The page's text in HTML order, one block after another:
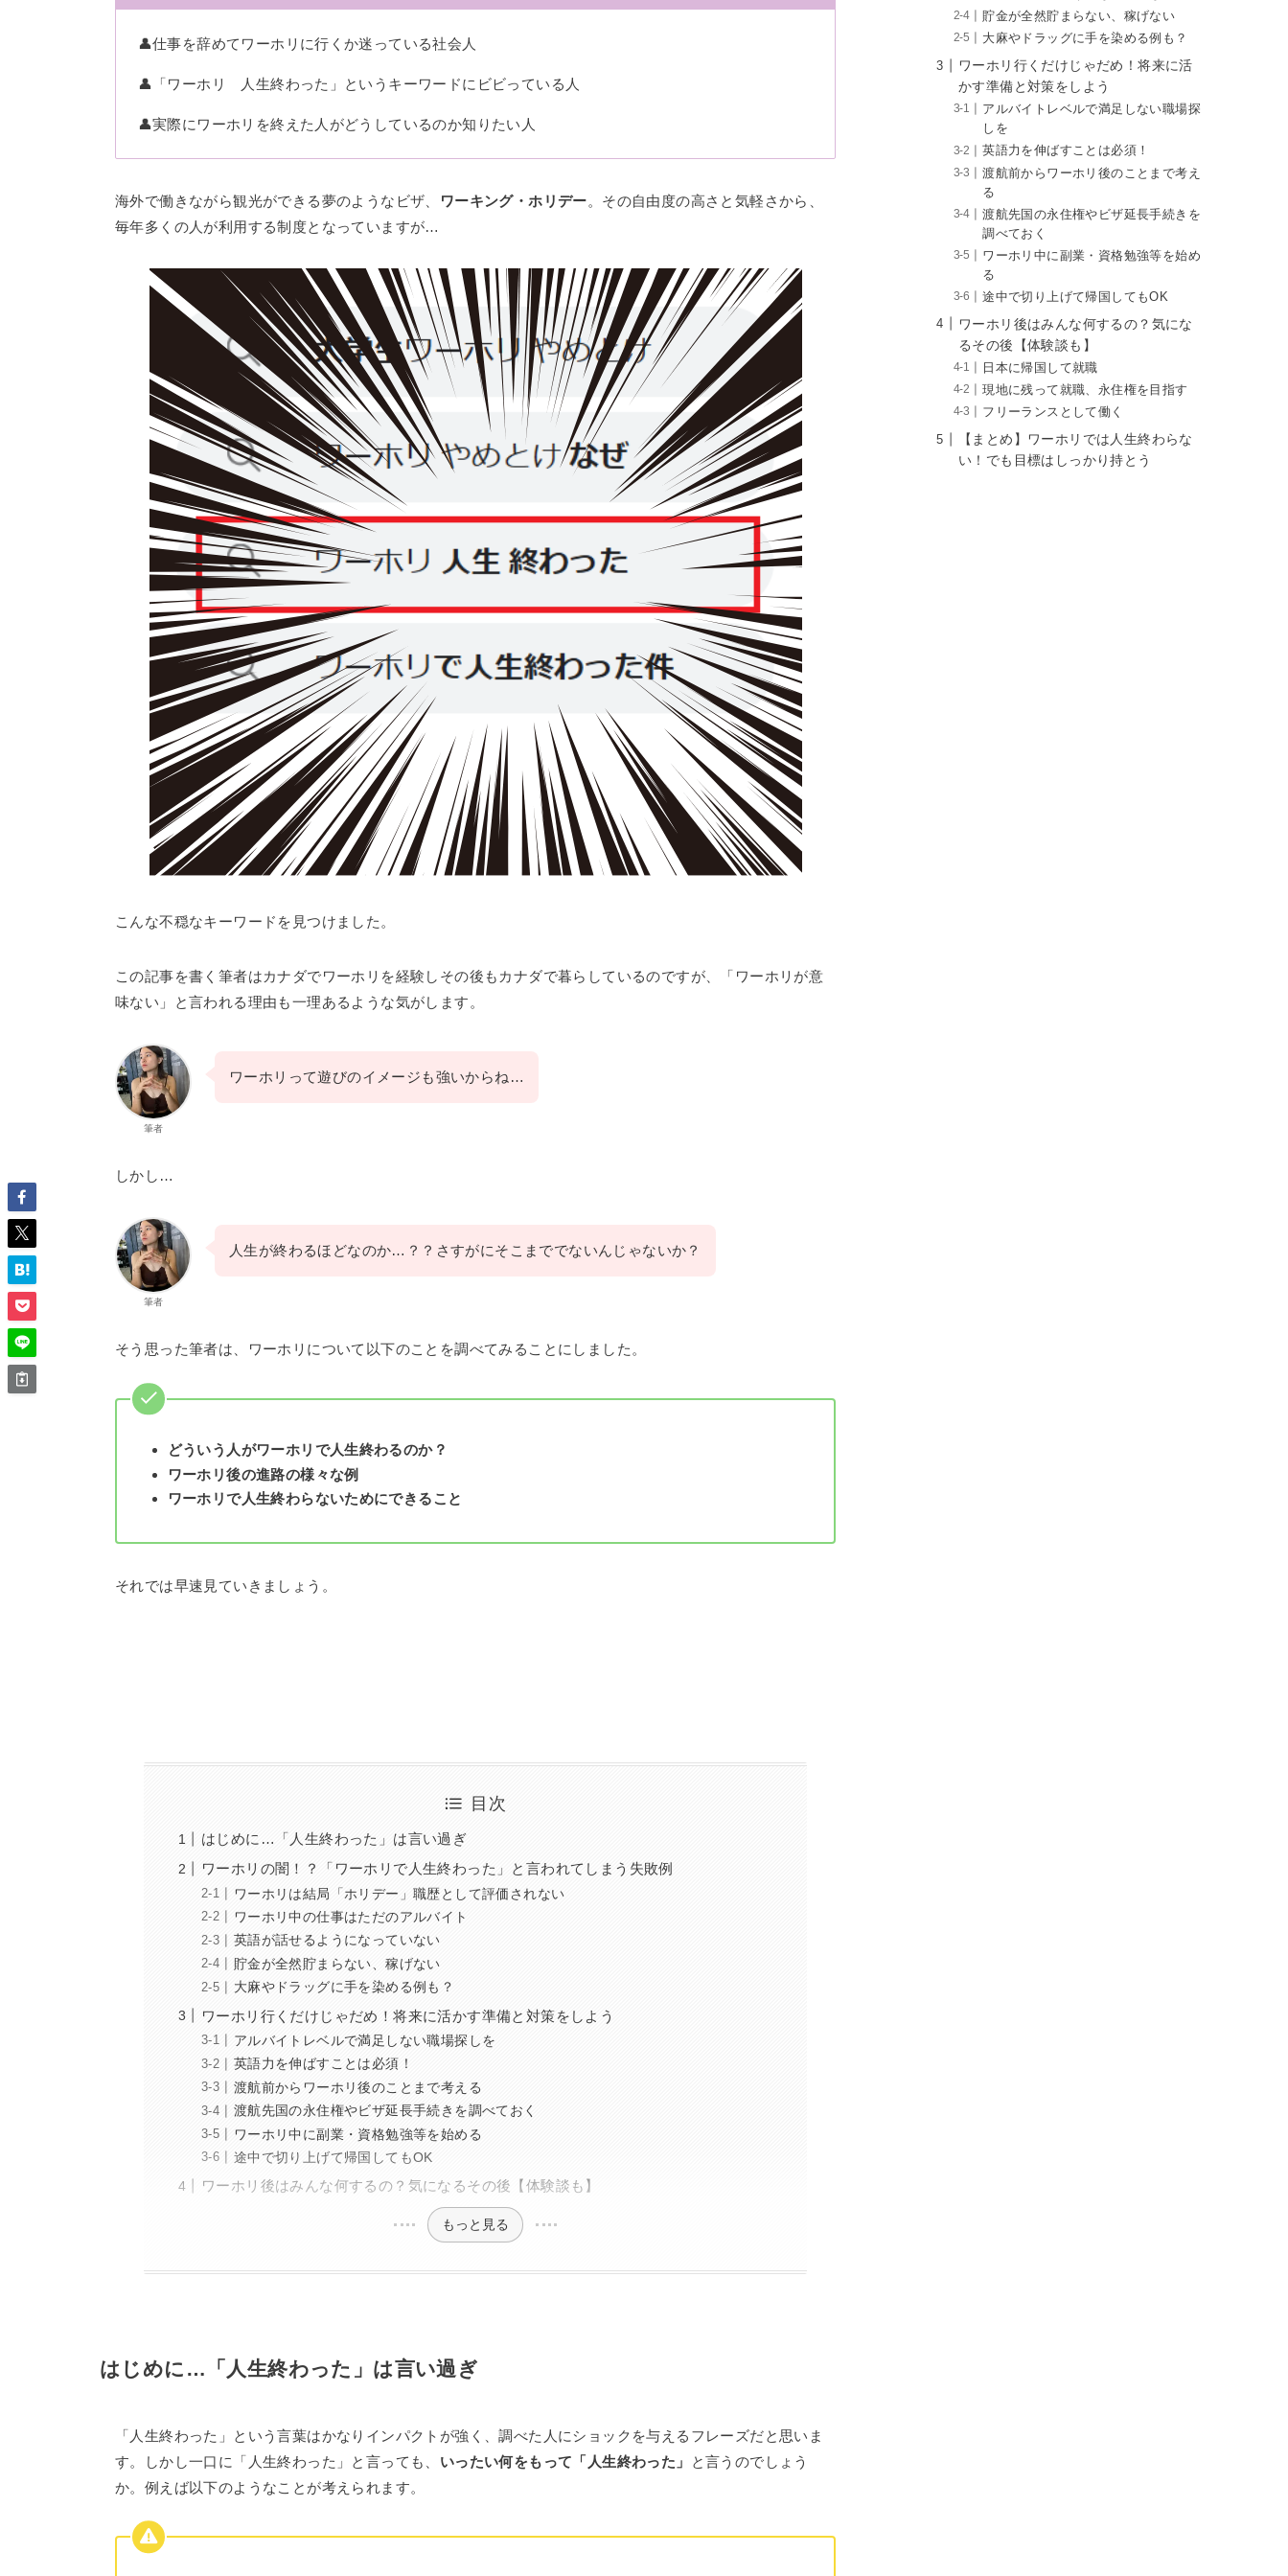
👤仕事を辞めてワーホリに行くか迷っている社会人
👤「ワーホリ 人生終わった」というキーワードにビビっている人
👤実際にワーホリを終えた人がどうしているのか知りたい人
海外で働きながら観光ができる夢のようなビザ、 ワーキング・ホリデー。その自由度の高さと気軽さから、
毎年多くの人が利用する制度となっていますが…
こんな不穏なキーワードを見つけました。
この記事を書く筆者はカナダでワーホリを経験しその後もカナダで暮らしているのですが、「ワーホリが意
味ない」と言われる理由も一理あるような気がします。
筆者
ワーホリって遊びのイメージも強いからね…
しかし…
筆者
人生が終わるほどなのか…？？さすがにそこまででないんじゃないか？
そう思った筆者は、ワーホリについて以下のことを調べてみることにしました。
どういう人がワーホリで人生終わるのか？
ワーホリ後の進路の様々な例
ワーホリで人生終わらないためにできること
それでは早速見ていきましょう。
目次
はじめに…「人生終わった」は言い過ぎ
ワーホリの闇！？「ワーホリで人生終わった」と言われてしまう失敗例
ワーホリは結局「ホリデー」職歴として評価されない
ワーホリ中の仕事はただのアルバイト
英語が話せるようになっていない
貯金が全然貯まらない、稼げない
大麻やドラッグに手を染める例も？
ワーホリ行くだけじゃだめ！将来に活かす準備と対策をしよう
アルバイトレベルで満足しない職場探しを
英語力を伸ばすことは必須！
渡航前からワーホリ後のことまで考える
渡航先国の永住権やビザ延長手続きを調べておく
ワーホリ中に副業・資格勉強等を始める
途中で切り上げて帰国してもOK
ワーホリ後はみんな何するの？気になるその後【体験談も】
もっと見る
はじめに…「人生終わった」は言い過ぎ
「人生終わった」という言葉はかなりインパクトが強く、調べた人にショックを与えるフレーズだと思いま
す。しかし一口に「人生終わった」と言っても、 いったい何をもって「人生終わった」
と言うのでしょう
か。例えば以下のようなことが考えられます。
貯金が全然貯まらない、稼げない
大麻やドラッグに手を染める例も？
ワーホリ行くだけじゃだめ！将来に活
かす準備と対策をしよう
アルバイトレベルで満足しない職場探
しを
英語力を伸ばすことは必須！
渡航前からワーホリ後のことまで考え
る
渡航先国の永住権やビザ延長手続きを
調べておく
ワーホリ中に副業・資格勉強等を始め
る
途中で切り上げて帰国してもOK
ワーホリ後はみんな何するの？気にな
るその後【体験談も】
日本に帰国して就職
現地に残って就職、永住権を目指す
フリーランスとして働く
【まとめ】ワーホリでは人生終わらな
い！でも目標はしっかり持とう